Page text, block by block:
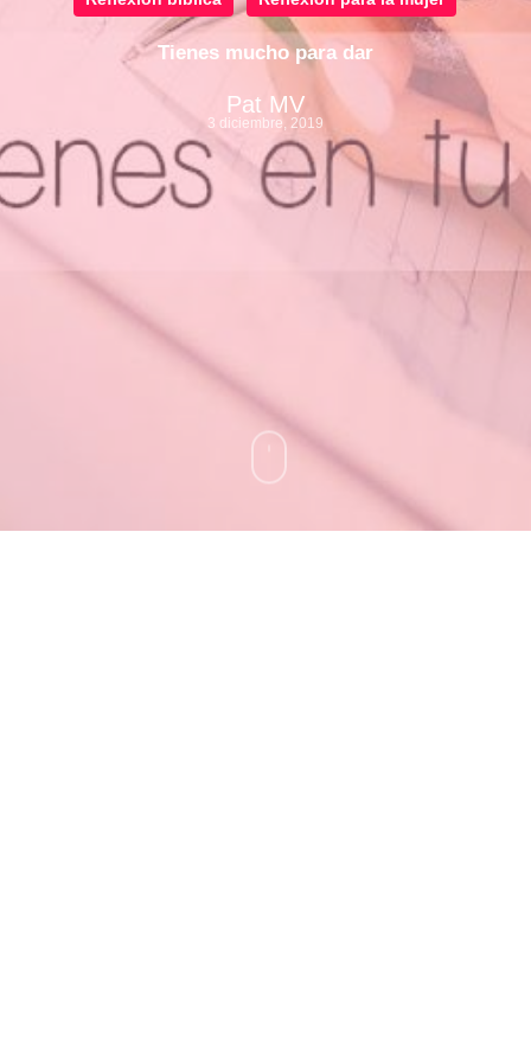
Tienes mucho para dar
Pat MV
3 diciembre, 2019